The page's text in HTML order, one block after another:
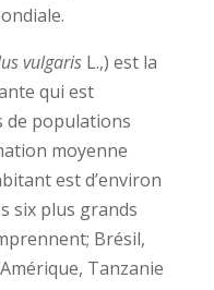
vulgarisL.,) est la
qui est
de populations
moyenne
est d’environ
six plus grands
Brésil,
Tanzanie